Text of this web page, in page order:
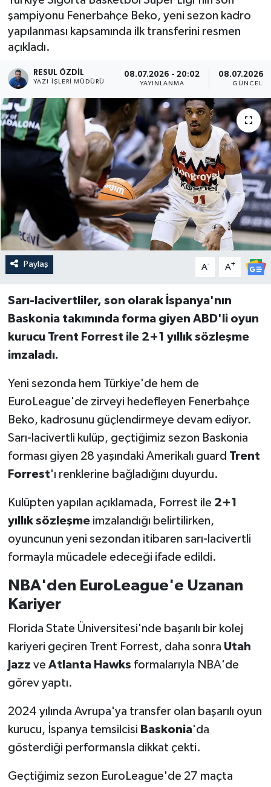
şampiyonu Fenerbahçe Beko, yeni sezon kadro
yapılanması kapsamında ilk transferini resmen
açıkladı.
RESUL ÖZDIL
YAZI İŞLERI MÜDÜRÜ
08.07.2026 - 20:02
YAYINLANMA
08.07.2026
Paylaş A- A+
Sarı-lacivertliler, son olarak İspanya'nın
Baskonia takımında forma giyen ABD'li oyun
kurucu Trent Forrest ile 2+1 yıllık sözleşme
imzaladı.
Yeni sezonda hem Türkiye'de hem de
EuroLeague'de zirveyi hedefleyen Fenerbahçe
Beko, kadrosunu güçlendirmeye devam ediyor.
Sarı-lacivertli kulüp, geçtiğimiz sezon Baskonia
forması giyen 28 yaşındaki Amerikalı guard Trent
Forrest'ı renklerine bağladığını duyurdu.
Kulüpten yapılan açıklamada, Forrest ile 2+1
yıllık sözleşmeimzalandığı belirtilirken,
oyuncunun yeni sezondan itibaren sarı-lacivertli
formayla mücadele edeceği ifade edildi.
NBA'den EuroLeague'e Uzanan
Kariyer
Florida State Üniversitesi'nde başarılı bir kolej
kariyeri geçiren Trent Forrest, daha sonra Utah
Jazz ve Atlanta Hawks formalarıyla NBA'de
görev yaptı.
2024 yılında Avrupa'ya transfer olan başarılı oyun
kurucu, İspanya temsilcisi Baskonia'da
gösterdiği performansla dikkat çekti.
Geçtiğimiz sezon EuroLeague'de 27 maçta